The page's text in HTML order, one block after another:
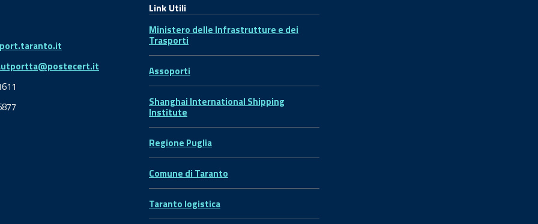
Link Utili
Ministero delle Infrastrutture e dei
Trasporti
Assoporti
Shanghai International Shipping
Institute
Regione Puglia
Comune di Taranto
Taranto logistica